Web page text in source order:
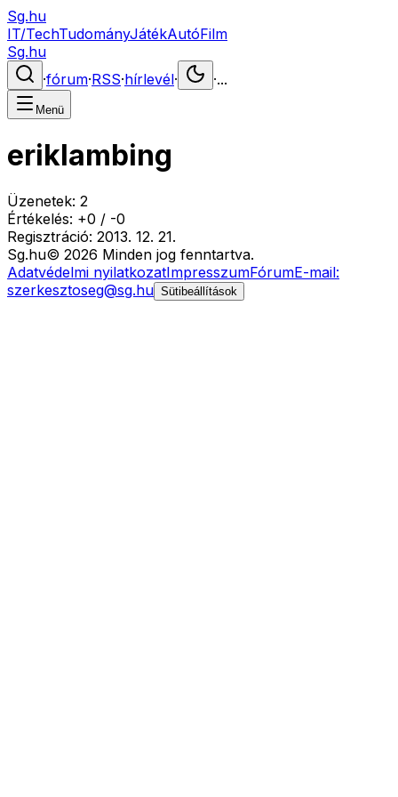
Sg.hu
IT/TechTudományJátékAutóFilm
Sg.hu
·fórum·RSS·hírlevél· ·...
Menü
eriklambing
Üzenetek: 2
Értékelés: +0 / -0
Regisztráció: 2013. 12. 21.
Sg.hu© 2026 Minden jog fenntartva.
Adatvédelmi nyilatkozatImpresszumFórumE-mail:
szerkesztoseg@sg.hu Sütibeállítások